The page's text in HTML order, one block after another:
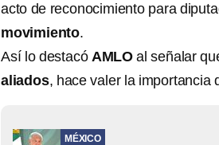
acto de reconocimiento para
movimiento.
Así lo destacó AMLO al señalar
aliados, hace valer la importancia
MÉXICO